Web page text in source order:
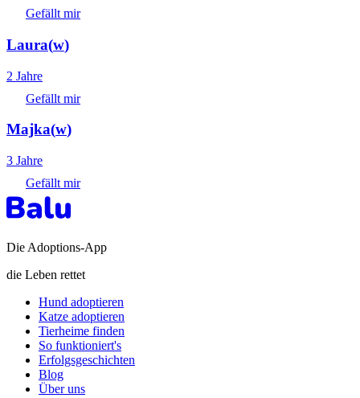
Gefällt mir
Laura(w)
2 Jahre
Gefällt mir
Majka(w)
3 Jahre
Gefällt mir
Die Adoptions-App
die Leben rettet
Hund adoptieren
Katze adoptieren
Tierheime finden
So funktioniert's
Erfolgsgeschichten
Blog
Über uns